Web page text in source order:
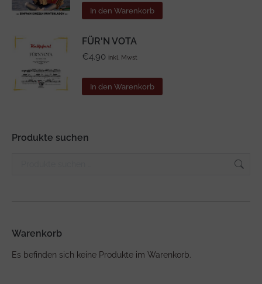
In den Warenkorb
FÜR'N VOTA
€4.90 inkl. Mwst
In den Warenkorb
Produkte suchen
Warenkorb
Es befinden sich keine Produkte im Warenkorb.